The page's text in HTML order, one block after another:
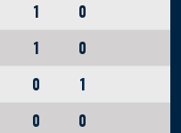
1
0
1
0
0
1
0
0